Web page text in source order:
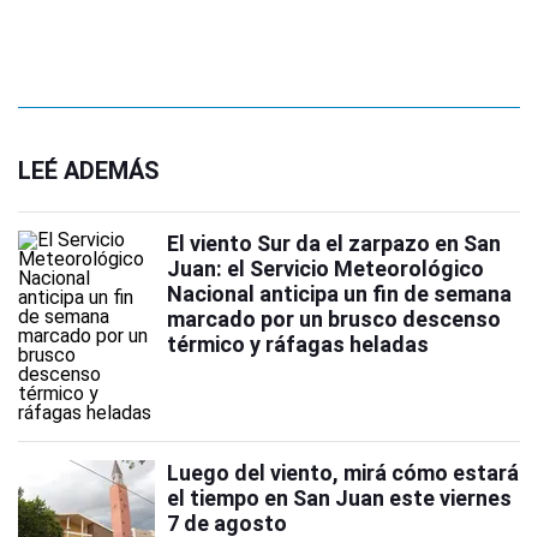
LEÉ ADEMÁS
El viento Sur da el zarpazo en San
Juan: el Servicio Meteorológico
Nacional anticipa un fin de semana
marcado por un brusco descenso
térmico y ráfagas heladas
Luego del viento, mirá cómo estará
el tiempo en San Juan este viernes
7 de agosto